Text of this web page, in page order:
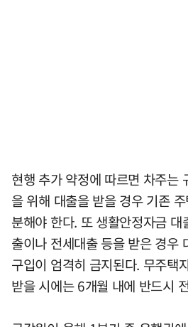
현행 추가 약정에 따르면 차주는
을 위해 대출을 받을 경우 기존
분해야 한다. 또 생활안정자금
출이나 전세대출 등을 받은 경우
구입이 엄격히 금지된다. 무주택
받을 시에는 6개월 내에 반드시